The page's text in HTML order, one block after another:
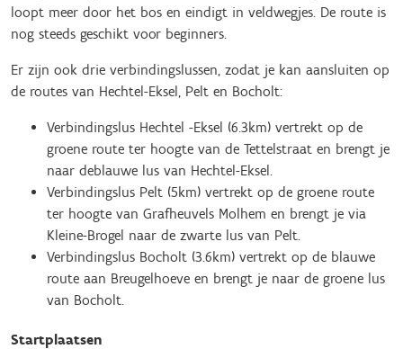
loopt meer door het bos en eindigt in veldwegjes. De route is
nog steeds geschikt voor beginners.
Er zijn ook drie verbindingslussen, zodat je kan aansluiten op
de routes van Hechtel-Eksel, Pelt en Bocholt:
Verbindingslus Hechtel -Eksel (6.3km) vertrekt op de
groene route ter hoogte van de Tettelstraat en brengt je
naar deblauwe lus van Hechtel-Eksel.
Verbindingslus Pelt (5km) vertrekt op de groene route
ter hoogte van Grafheuvels Molhem en brengt je via
Kleine-Brogel naar de zwarte lus van Pelt.
Verbindingslus Bocholt (3.6km) vertrekt op de blauwe
route aan Breugelhoeve en brengt je naar de groene lus
van Bocholt.
Startplaatsen